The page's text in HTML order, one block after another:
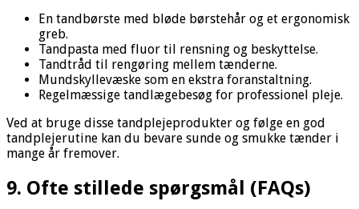
En tandbørste med bløde børstehår og et ergonomisk
greb.
Tandpasta med fluor til rensning og beskyttelse.
Tandtråd til rengøring mellem tænderne.
Mundskyllevæske som en ekstra foranstaltning.
Regelmæssige tandlægebesøg for professionel pleje.
Ved at bruge disse tandplejeprodukter og følge en god
tandplejerutine kan du bevare sunde og smukke tænder i
mange år fremover.
9. Ofte stillede spørgsmål (FAQs)